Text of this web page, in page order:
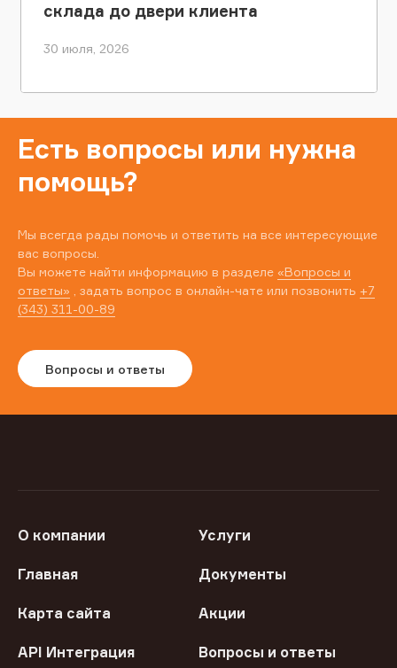
склада до двери клиента
30 июля, 2026
Есть вопросы или нужна
помощь?
Мы всегда рады помочь и ответить на все интересующие
вас вопросы.
Вы можете найти информацию в разделе «Вопросы и
ответы» , задать вопрос в онлайн-чате или позвонить +7
(343) 311-00-89
Вопросы и ответы
О компании Услуги
Главная Документы
Карта сайта Акции
API Интеграция Вопросы и ответы